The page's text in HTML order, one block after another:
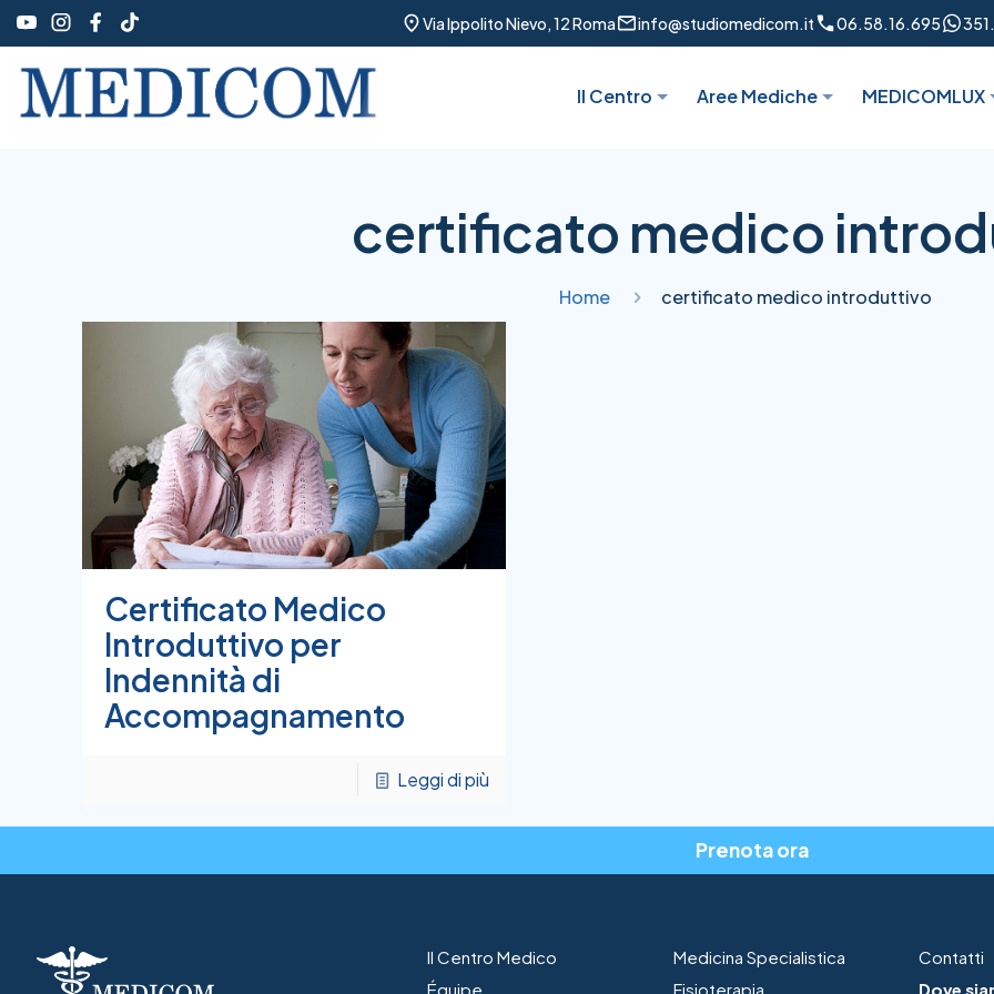
Via Ippolito Nievo, 12 Roma info@studiomedicom.it 06.58.16.695
Il Centro Aree Mediche MEDICOMLUX
certificato medico
Home certificato medico introduttivo
Certificato Medico
Introduttivo per
Indennità di
Accompagnamento
Leggi di più
Prenota ora
Il Centro Medico
Équipe
Medicina Specialistica
Fisioterapia
Contatti
Dove